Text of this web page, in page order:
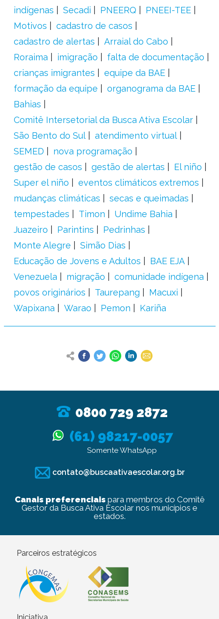
indígenas
Secadi PNEERQ
PNEEI-TEE
Motivos
cadastro de casos
cadastro de alertas
Arraial do Cabo
Roraima
imigração
falta de documentação
crianças imigrantes
equipe da BAE
formação da equipe
organograma da BAE
Bahias
Comitê Intersetorial da Busca Ativa Escolar
São Bento do Sul
atendimento virtual
SEMED
nova programação
gestão de casos
gestão de alertas
El niño
Super el niño
eventos climáticos extremos
mudanças climáticas
secas e queimadas
tempestades
Timon
Undime Bahia
Juazeiro
Parintins
Pedrinhas
Monte Alegre
Simão Dias
Educação de Jovens e Adultos
BAE EJA
Venezuela
migração
comunidade indígena
povos originários
Taurepang
Macuxi
Wapixana
Warao Pemon Kariña
0800 729 2872
(61) 98217-0057
Somente WhatsApp
contato@buscaativaescolar.org.br
Canais preferenciaispara membros do Comitê
Gestor da Busca Ativa Escolar nos municípios e
estados.
Parceiros estratégicos